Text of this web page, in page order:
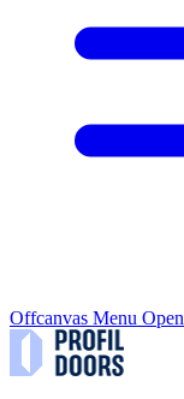
Offcanvas Menu Open